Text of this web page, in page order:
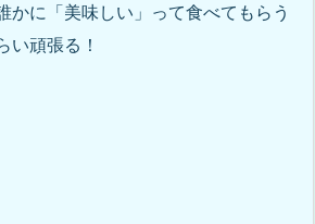
に「美味しい」って食べてもらう
い頑張る！